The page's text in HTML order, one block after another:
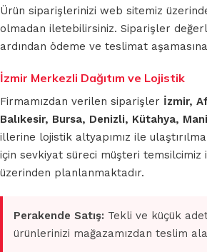
Ürün siparişlerinizi web sitemiz
olmadan iletebilirsiniz. Siparişler
ardından ödeme ve teslimat
İzmir Merkezli Dağıtım ve Lojistik
Firmamızdan verilen siparişler İzmir,
Balıkesir, Bursa, Denizli, Kütahya,
illerine lojistik altyapımız ile
için sevkiyat süreci müşteri temsilcimiz
üzerinden planlanmaktadır.
Perakende Satış: Tekli ve küçük
ürünlerinizi mağazamızdan teslim